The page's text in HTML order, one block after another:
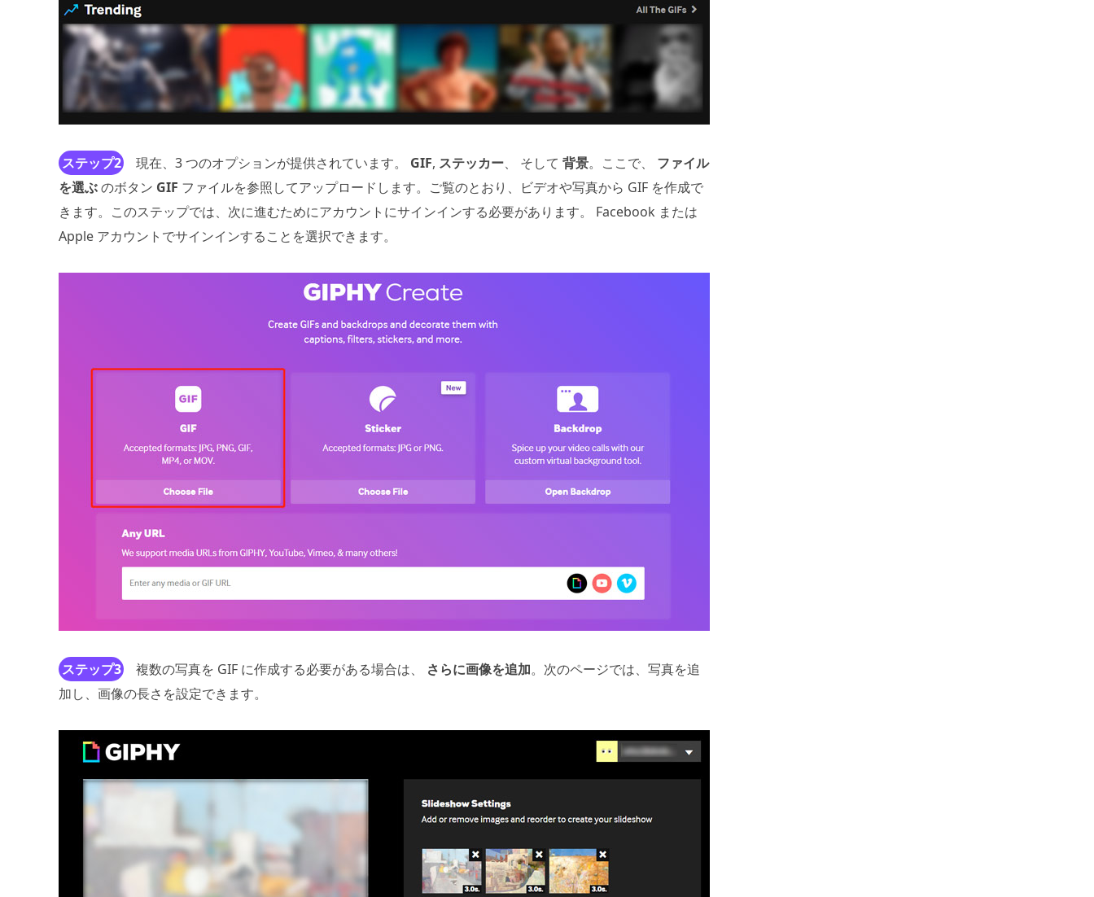
ステップ2 現在、3 つのオプションが提供されています。 GIF, ステッカー、 そして 背景。ここで、 ファイル
を選ぶのボタン GIF ファイルを参照してアップロードします。ご覧のとおり、ビデオや写真から GIF を作成で
きます。このステップでは、次に進むためにアカウントにサインインする必要があります。 Facebook または
Apple アカウントでサインインすることを選択できます。
ステップ3 複数の写真を GIF に作成する必要がある場合は、 さらに画像を追加。次のページでは、写真を追
加し、画像の長さを設定できます。